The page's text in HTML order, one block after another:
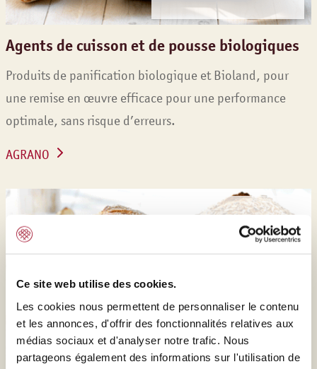
Ce site web utilise des cookies.
Les cookies nous permettent de personnaliser le contenu
et les annonces, d'offrir des fonctionnalités relatives aux
médias sociaux et d'analyser notre trafic. Nous
partageons également des informations sur l'utilisation de
Agents de cuisson et de pousse biologiques
Produits de panification biologique et Bioland, pour
une remise en œuvre efficace pour une performance
optimale, sans risque d’erreurs.
AGRANO